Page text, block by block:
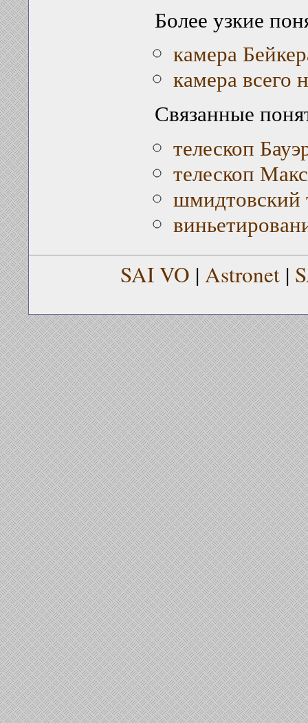
Более узкие
камера
камера всего
Связанные
телескоп
телескоп
шмидтовский
SAI VO | Astronet |